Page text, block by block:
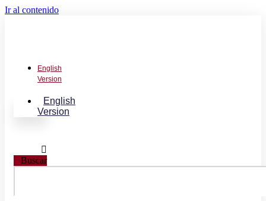
Ir al contenido
English
Version
English
Version
Buscar